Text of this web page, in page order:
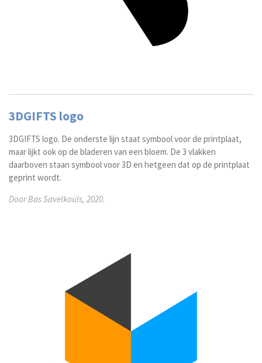
3DGIFTS logo
3DGIFTS logo. De onderste lijn staat symbool voor de printplaat,
maar lijkt ook op de bladeren van een bloem. De 3 vlakken
daarboven staan symbool voor 3D en hetgeen dat op de printplaat
geprint wordt.
Door Bas Savelkouls, 2020.